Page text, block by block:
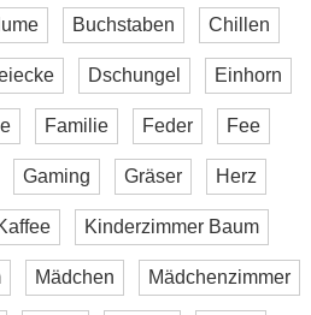
Buchstaben Chillen
Dschungel Einhorn
Familie Feder Fee
Gaming Gräser Herz
Kinderzimmer Baum
Mädchen Mädchenzimmer